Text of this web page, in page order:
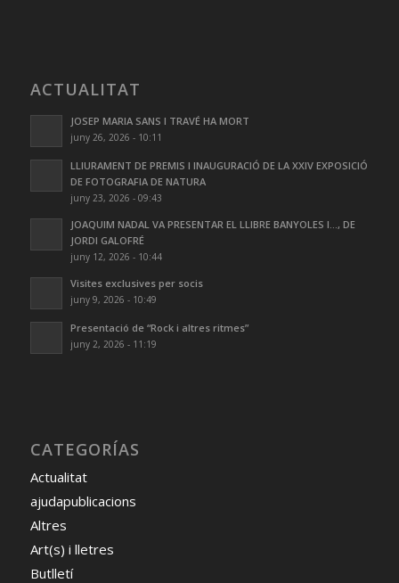
ACTUALITAT
JOSEP MARIA SANS I TRAVÉ HA MORT
juny 26, 2026 - 10:11
LLIURAMENT DE PREMIS I INAUGURACIÓ DE LA XXIV EXPOSICIÓ
DE FOTOGRAFIA DE NATURA
juny 23, 2026 - 09:43
JOAQUIM NADAL VA PRESENTAR EL LLIBRE BANYOLES I…, DE
JORDI GALOFRÉ
juny 12, 2026 - 10:44
Visites exclusives per socis
juny 9, 2026 - 10:49
Presentació de “Rock i altres ritmes”
juny 2, 2026 - 11:19
CATEGORÍAS
Actualitat
ajudapublicacions
Altres
Art(s) i lletres
Butlletí